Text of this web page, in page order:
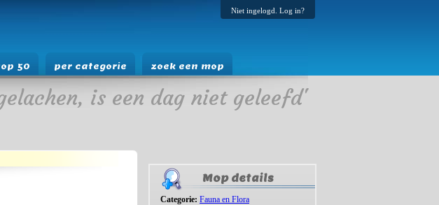
Niet ingelogd. Log in?
50 per categorie zoek een mop
is een dag niet geleefd'
Mop details
Categorie: Fauna en Flora